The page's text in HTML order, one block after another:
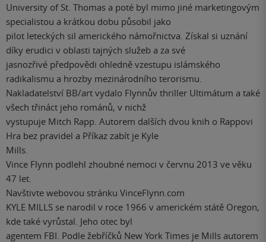
University of St. Thomas a poté byl mimo jiné marketingovým
specialistou a krátkou dobu působil jako
pilot leteckých sil amerického námořnictva. Získal si uznání
díky erudici v oblasti tajných služeb a za své
jasnozřivé předpovědi ohledně vzestupu islámského
radikalismu a hrozby mezinárodního terorismu.
Nakladatelství BB/art vydalo Flynnův thriller Ultimátum a také
všech třináct jeho románů, v nichž
vystupuje Mitch Rapp. Autorem dalších dvou knih o Rappovi
Hra bez pravidel a Příkaz zabít je Kyle
Mills.
Vince Flynn podlehl zhoubné nemoci v červnu 2013 ve věku
47 let.
Navštivte webovou stránku VinceFlynn.com
KYLE MILLS se narodil v roce 1966 v americkém státě Oregon,
kde také vyrůstal. Jeho otec byl
agentem FBI. Podle žebříčků New York Times je Mills autorem